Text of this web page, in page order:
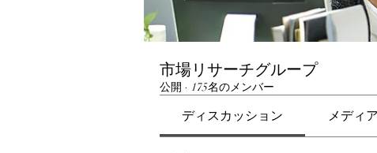
市場リサーチグループ
公開 · 175名のメンバー
ディスカッション メディア